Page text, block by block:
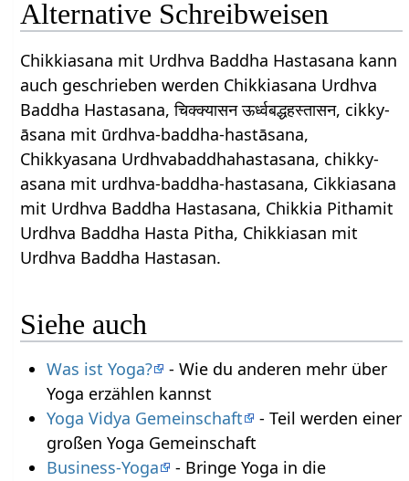
Alternative Schreibweisen
Chikkiasana mit Urdhva Baddha Hastasana kann
auch geschrieben werden Chikkiasana Urdhva
Baddha Hastasana, चिक्क्यासन ऊर्ध्वबद्धहस्तासन, cikky-
āsana mit ūrdhva-baddha-hastāsana,
Chikkyasana Urdhvabaddhahastasana, chikky-
asana mit urdhva-baddha-hastasana, Cikkiasana
mit Urdhva Baddha Hastasana, Chikkia Pithamit
Urdhva Baddha Hasta Pitha, Chikkiasan mit
Urdhva Baddha Hastasan.
Siehe auch
Was ist Yoga?
- Wie du anderen mehr über
Yoga erzählen kannst
Yoga Vidya Gemeinschaft
- Teil werden einer
großen Yoga Gemeinschaft
Business-Yoga
- Bringe Yoga in die